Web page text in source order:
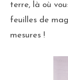
terre, là où
feuilles de
mesures !